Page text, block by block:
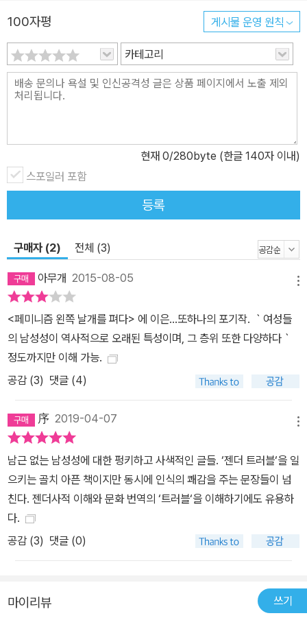
받던 ‘남성적 여성’이라는 ‘낙인’은 남성성을 남자들에게만 특권적으
― 페미니즘을 넘어 역사와 문학과 대중문화 속 남성적 여성들 핼버
스탬은 현대 레즈비언을 기준 삼아 과거를 살다 간 남성적 여성들의
다양한 삶을 단순화하려는 시도를 거부한다. 그리고 남자 없는 남성
(톰보이즘이나 부치 등)에 관한 이론과 방법론에 관련된 고찰을 살펴
보며, 여성의 남성성이라는 주제를 어서 빨리 논의해야 한다고 주장
한다. 또한 여성의 남성성 이론이 남성성과 남자다움, 그리고 일반적
으로 말하는 성별화된 행동의 분류에 미칠 수 있는 영향을 살펴본다.
날의 젠더 논의를 지배하는 갖가지 모순을 활용하는 식으로 전개돼야
을 활용해 레즈비언 욕망의 초기 형태로서 19세기 여성의 남성성의
몇몇 사례(교사 두 명이 자기들을 트리바디즘 관계라고 비난한 한 여
자를 고소한 1811년의 법정 소송 사건, 핼리팩스의 귀부인인 앤 리스
터의 일기 등)를 해독한다. 3장에서는 성도착자로 시선을 돌려 퀴어
방법론을 활용해 20세기를 살피면서 존 래드클리프 홀의 소설 《고독
의 우물》(1928)을 낳은 역사적 맥락을 검토하며, 4장은 여성의 남성
성이 좀더 구체적으로 체현된 스톤 부치를 다룬다. 스톤 부치를 둘러
싼 젠더와 섹스와 욕망 사이의 모순들을 해명하려 노력하면서, 자기
를 남자로 공상하는 여성의 남성성의 실패 사례가 아니라 자기를 인
식하는 완전히 가시적인 성적 주체로 스톤 부치를 재구성한다. 레즈
비언 부치와 FTM 트랜스섹슈얼 사이의 경계 지대를 검토하는 5장
에서는 여성적 체현의 유무 등 부치와 FTM 사이의 차이, 그 둘 사이
에 생겨나는 공동체의 특성 등을 살펴본다. 또한 6장은 부치의 다른
역사, 곧 영화에 담긴 여성의 남성성의 역사를 추적한다. 영화에 등장
특징을 살핀다. 부치 캐릭터가 언제나 할리우드의 동성애 혐오를 보
여주는 징후는 아니며, 퀴어 재현의 풍부한 역사를 의미할 수 있다는
100자평 게시물 운영 원칙
카테고리
현재 0/280byte (한글 140자 이내)
스포일러 포함
등록
구매자 (2) 전체 (3)
아무개 2015-08-05
<페미니즘 왼쪽 날개를 펴다> 에 이은...또하나의 포기작. ｀여성들
의 남성성이 역사적으로 오래된 특성이며, 그 층위 또한 다양하다｀
정도까지만 이해 가능.
공감 (3) 댓글 (4)
序 2019-04-07
남근 없는 남성성에 대한 펑키하고 사색적인 글들. ‘젠더 트러블‘을 일
으키는 골치 아픈 책이지만 동시에 인식의 쾌감을 주는 문장들이 넘
친다. 젠더사적 이해와 문화 번역의 ‘트러블‘을 이해하기에도 유용하
다.
공감 (3) 댓글 (0)
마이리뷰 쓰기